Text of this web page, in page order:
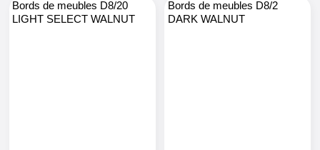
Bords de meubles D8/20
LIGHT SELECT WALNUT
Bords de meubles D8/2
DARK WALNUT